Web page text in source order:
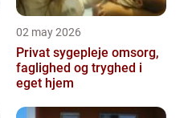
02 may 2026
Privat sygepleje omsorg,
faglighed og tryghed i
eget hjem